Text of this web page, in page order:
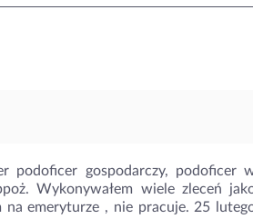
podoficer gospodarczy, podoficer
Wykonywałem wiele zleceń
emeryturze , nie pracuje. 25